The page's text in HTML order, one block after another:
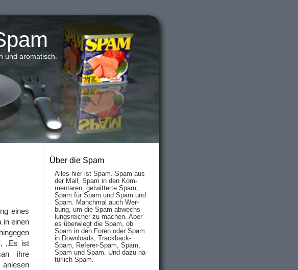
und aromatisch.
eines
in einen
„Es ist
ihre
anlesen
Über die Spam
Alles hier ist Spam. Spam aus
der Mail, Spam in den Kom­
men­taren, ge­twit­ter­te Spam,
Spam für Spam und Spam und
Spam. Manch­mal auch Wer­
bung, um die Spam ab­wechs­
lungs­reich­er zu mach­en. Aber
es über­wiegt die Spam, ob
Spam in den Fo­ren oder Spam
in Down­loads, Track­back-
Spam, Re­fe­rer-Spam, Spam,
Spam und Spam. Und da­zu na­
tür­lich Spam.